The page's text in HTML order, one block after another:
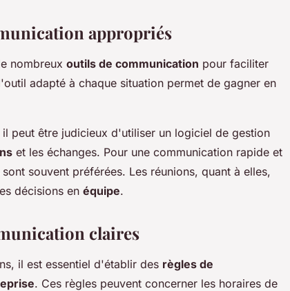
appropriés
nombreux outils de communication pour faciliter
adapté à chaque situation permet de gagner en
peut être judicieux d'utiliser un logiciel de gestion
et les échanges. Pour une communication rapide et
souvent préférées. Les réunions, quant à elles,
décisions en équipe.
claires
il est essentiel d'établir des règles de
. Ces règles peuvent concerner les horaires de